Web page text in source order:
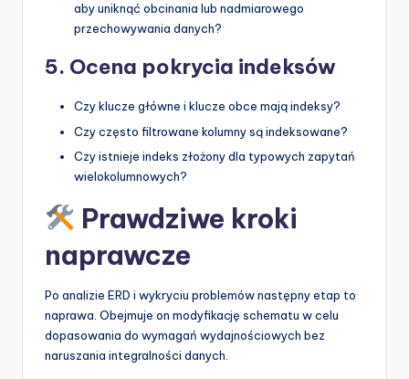
aby uniknąć obcinania lub nadmiarowego
przechowywania danych?
5. Ocena pokrycia indeksów
Czy klucze główne i klucze obce mają indeksy?
Czy często filtrowane kolumny są indeksowane?
Czy istnieje indeks złożony dla typowych zapytań
wielokolumnowych?
Prawdziwe kroki
naprawcze
Po analizie ERD i wykryciu problemów następny etap to
naprawa. Obejmuje on modyfikację schematu w celu
dopasowania do wymagań wydajnościowych bez
naruszania integralności danych.